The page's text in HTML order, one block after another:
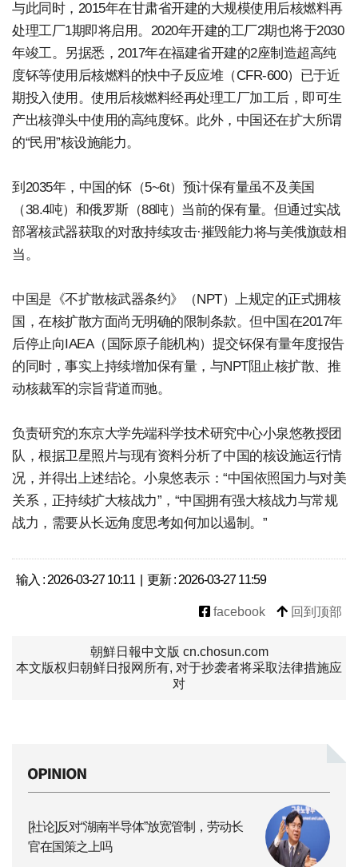
与此同时，2015年在甘肃省开建的大规模使用后核燃料再
处理工厂1期即将启用。2020年开建的工厂2期也将于2030
年竣工。另据悉，2017年在福建省开建的2座制造超高纯
度钚等使用后核燃料的快中子反应堆（CFR-600）已于近
期投入使用。使用后核燃料经再处理工厂加工后，即可生
产出核弹头中使用的高纯度钚。此外，中国还在扩大所谓
的“民用”核设施能力。
到2035年，中国的钚（5~6t）预计保有量虽不及美国
（38.4吨）和俄罗斯（88吨）当前的保有量。但通过实战
部署核武器获取的对敌持续攻击·摧毁能力将与美俄旗鼓相
当。
中国是《不扩散核武器条约》（NPT）上规定的正式拥核
国，在核扩散方面尚无明确的限制条款。但中国在2017年
后停止向IAEA（国际原子能机构）提交钚保有量年度报告
的同时，事实上持续增加保有量，与NPT阻止核扩散、推
动核裁军的宗旨背道而驰。
负责研究的东京大学先端科学技术研究中心小泉悠教授团
队，根据卫星照片与现有资料分析了中国的核设施运行情
况，并得出上述结论。小泉悠表示：“中国依照国力与对美
关系，正持续扩大核战力”，“中国拥有强大核战力与常规
战力，需要从长远角度思考如何加以遏制。”
输入 : 2026-03-27 10:11 | 更新 : 2026-03-27 11:59
facebook 回到顶部
朝鮮日報中文版 cn.chosun.com
本文版权归朝鲜日报网所有, 对于抄袭者将采取法律措施应
对
[社论]反对“湖南半导体”放宽管制，劳动长
官在国策之上吗